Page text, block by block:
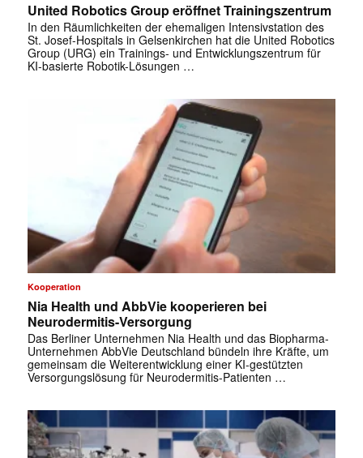
United Robotics Group eröffnet Trainingszentrum
In den Räumlichkeiten der ehemaligen Intensivstation des
St. Josef-Hospitals in Gelsenkirchen hat die United Robotics
Group (URG) ein Trainings- und Entwicklungszentrum für
KI-basierte Robotik-Lösungen …
Kooperation
Nia Health und AbbVie kooperieren bei
Neurodermitis-Versorgung
Das Berliner Unternehmen Nia Health und das Biopharma-
Unternehmen AbbVie Deutschland bündeln ihre Kräfte, um
gemeinsam die Weiterentwicklung einer KI-gestützten
Versorgungslösung für Neurodermitis-Patienten …